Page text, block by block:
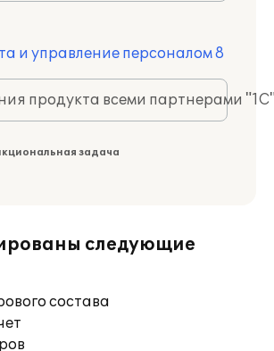
и управление персоналом 8
продукта всеми партнерами
задача
следующие
состава